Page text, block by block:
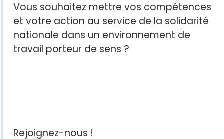
Vous souhaitez mettre vos compétences
et votre action au service de la solidarité
nationale dans un environnement de
travail porteur de sens ?
Rejoignez-nous !